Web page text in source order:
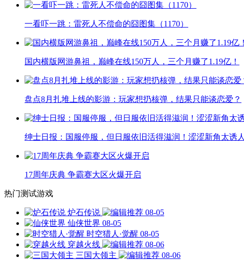
一看吓一跳：雷死人不偿命的囧图集（1170）
国内横版网游鼻祖，巅峰在线150万人，三个月赚了1.19亿！
盘点8月扎堆上线的影游：玩家想扔核弹，结果只能谈恋爱？
绅士日报：国服停服，但日服依旧活得滋润！涩涩新角太诱人
17周年庆典 争霸赛大区火爆开启
热门测试游戏
炉石传说
08-05
仙侠世界 08-05
时空猎人·觉醒 08-05
穿越火线
08-06
三国大领主
08-06